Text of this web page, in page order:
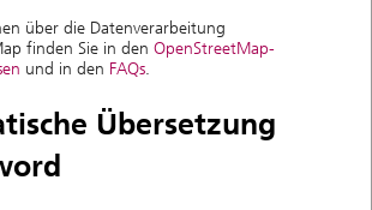
über die Datenverarbeitung
finden Sie in den OpenStreetMap-
und in den FAQs.
Übersetzung